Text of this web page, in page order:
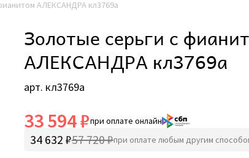
АЛЕКСАНДРА кл3769а
Золотые серьги с
АЛЕКСАНДРА кл3769а
арт. кл3769а
33 594 ₽при оплате онлайн
34 632 ₽57 720 ₽при оплате любым другим